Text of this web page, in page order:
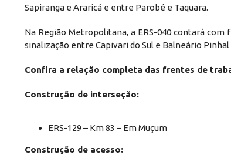
Sapiranga e Araricá e entre Parobé e Taquara.
Na Região Metropolitana, a ERS-040 contará
sinalização entre Capivari do Sul e Balneário
Confira a relação completa das frentes de
Construção de interseção:
ERS-129 – Km 83 – Em Muçum
Construção de acesso: